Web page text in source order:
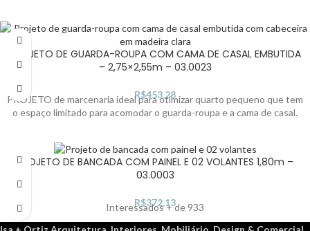
PROJETO DE GUARDA-ROUPA COM CAMA DE CASAL EMBUTIDA
– 2,75×2,55m – 03.0023
R$453,28
PROJETO de marcenaria ideal para otimizar quarto pequeno que tem
o espaço limitado para acomodar o guarda-roupa e a cama de casal.
PROJETO DE BANCADA COM PAINEL E 02 VOLANTES 1,80m –
03.0003
R$372,13
Interessados + de 933